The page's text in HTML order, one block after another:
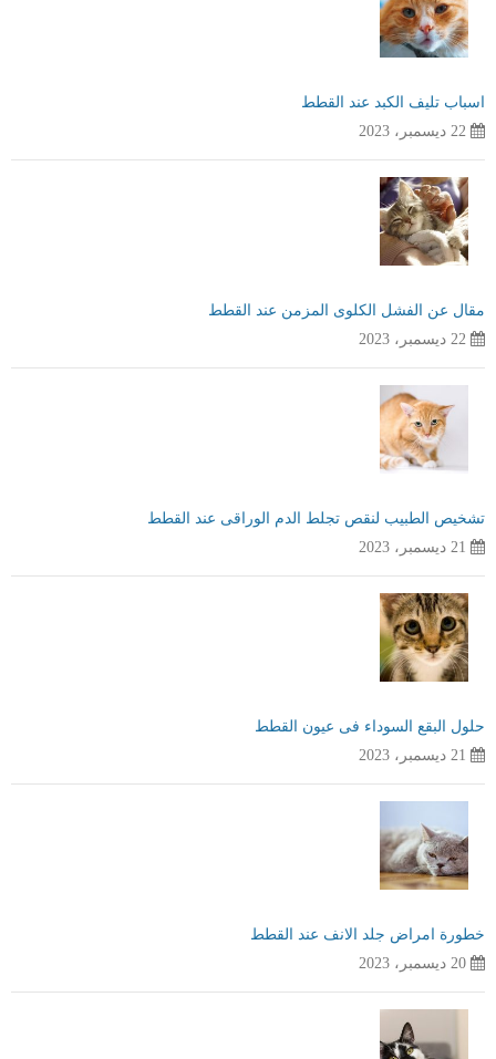
اسباب تليف الكبد عند القطط
22 ديسمبر، 2023
مقال عن الفشل الكلوى المزمن عند القطط
22 ديسمبر، 2023
تشخيص الطبيب لنقص تجلط الدم الوراقى عند القطط
21 ديسمبر، 2023
حلول البقع السوداء فى عيون القطط
21 ديسمبر، 2023
خطورة امراض جلد الانف عند القطط
20 ديسمبر، 2023